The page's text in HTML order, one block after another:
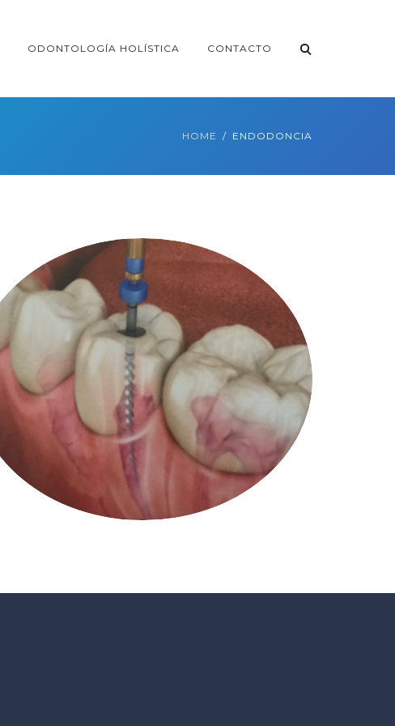
ODONTOLOGÍA HOLÍSTICA CONTACTO
HOME ENDODONCIA